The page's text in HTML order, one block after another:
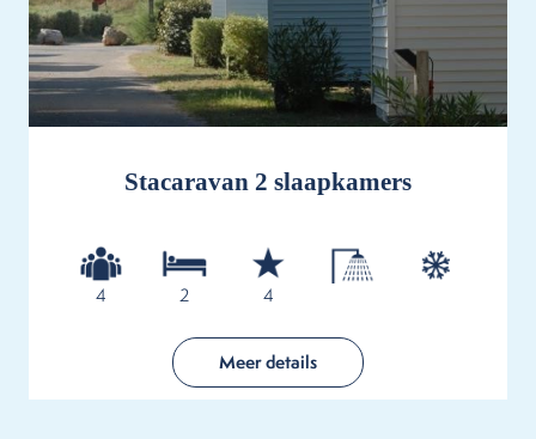
Stacaravan 2 slaapkamers
4 2 4
Meer details